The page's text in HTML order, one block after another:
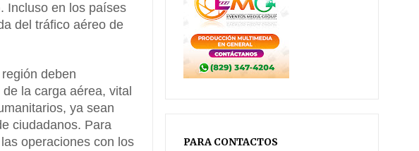
Incluso en los países
del tráfico aéreo de
deben
la carga aérea, vital
ya sean
ciudadanos. Para
operaciones con los
PARA CONTACTOS